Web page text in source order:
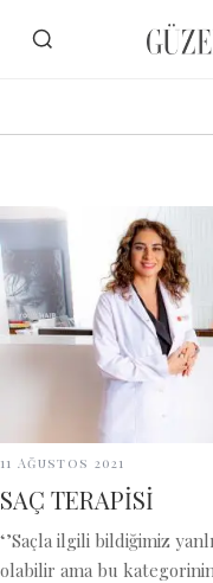
11 Ağustos 2021
SAÇ TERAPİSİ
‘’Saçla ilgili bildiğimiz
olabilir ama bu